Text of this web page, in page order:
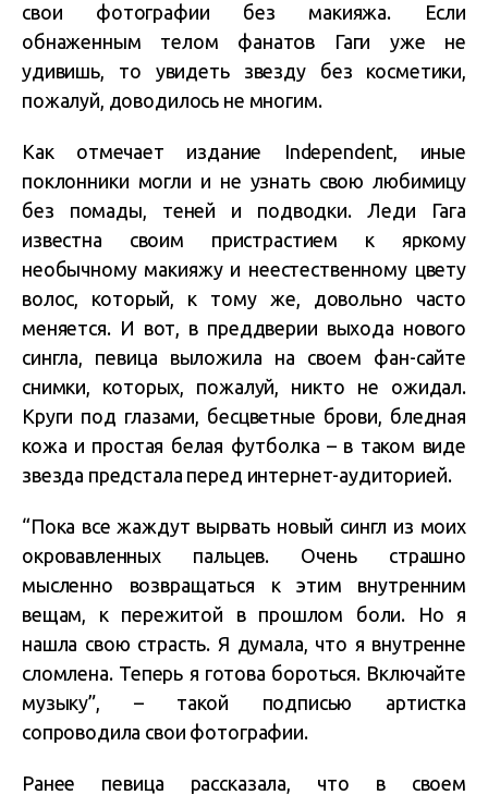
свои фотографии без макияжа. Если
обнаженным телом фанатов Гаги уже не
удивишь, то увидеть звезду без косметики,
пожалуй, доводилось не многим.
Как отмечает издание Independent, иные
поклонники могли и не узнать свою любимицу
без помады, теней и подводки. Леди Гага
известна своим пристрастием к яркому
необычному макияжу и неестественному цвету
волос, который, к тому же, довольно часто
меняется. И вот, в преддверии выхода нового
сингла, певица выложила на своем фан-сайте
снимки, которых, пожалуй, никто не ожидал.
Круги под глазами, бесцветные брови, бледная
кожа и простая белая футболка – в таком виде
звезда предстала перед интернет-аудиторией.
“Пока все жаждут вырвать новый сингл из моих
окровавленных пальцев. Очень страшно
мысленно возвращаться к этим внутренним
вещам, к пережитой в прошлом боли. Но я
нашла свою страсть. Я думала, что я внутренне
сломлена. Теперь я готова бороться. Включайте
музыку”, – такой подписью артистка
сопроводила свои фотографии.
Ранее певица рассказала, что в своем